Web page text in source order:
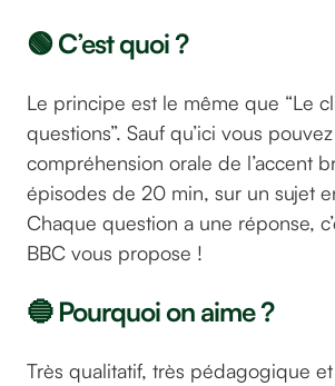
🟢 C’est quoi ?
Le principe est le même que “Le
questions”. Sauf qu’ici vous
compréhension orale de l’accent
épisodes de 20 min, sur un sujet
Chaque question a une réponse,
BBC vous propose !
🔵 Pourquoi on aime ?
Très qualitatif, très pédagogique